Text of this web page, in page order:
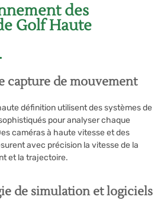
des
Golf Haute
capture de mouvement
définition utilisent des systèmes de
pour analyser chaque
caméras à haute vitesse et des
avec précision la vitesse de la
et la trajectoire.
de simulation et logiciels